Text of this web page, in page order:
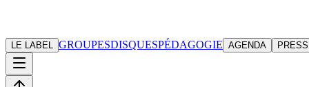
LE LABEL GROUPESDISQUESPÉDAGOGIE AGENDA